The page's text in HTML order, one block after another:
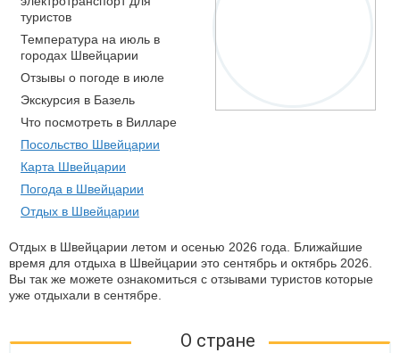
туристов
Температура на июль в
городах Швейцарии
Отзывы о погоде в июле
Экскурсия в Базель
Что посмотреть в Вилларе
Посольство Швейцарии
Карта Швейцарии
Погода в Швейцарии
Отдых в Швейцарии
Отдых в Швейцарии летом и осенью 2026 года. Ближайшие
время для отдыха в Швейцарии это сентябрь и октябрь 2026.
Вы так же можете ознакомиться с отзывами туристов которые
уже отдыхали в сентябре.
О стране